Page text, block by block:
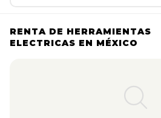
RENTA DE HERRAMIENTAS
ELECTRICAS EN MÉXICO